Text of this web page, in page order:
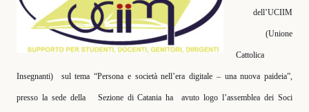
dell’UCIIM
(Unione
Cattolica
Insegnanti) sul tema “Persona e società nell’era digitale – una nuova paideia”,
presso la sede della Sezione di Catania ha avuto logo l’assemblea dei Soci